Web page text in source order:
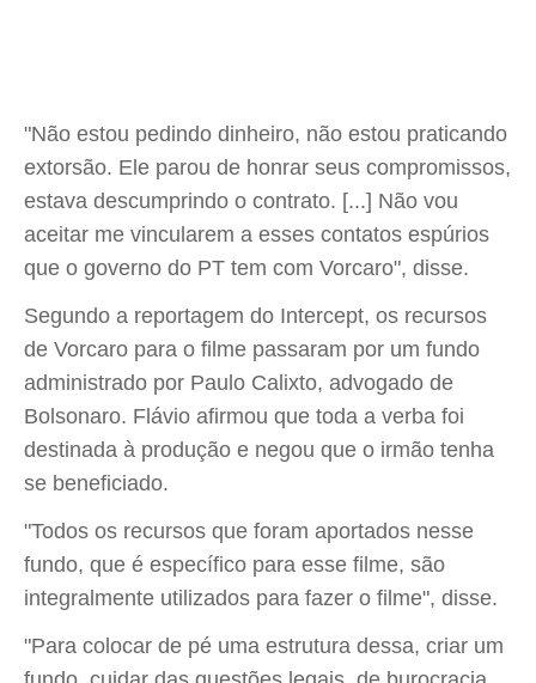
"Não estou pedindo dinheiro, não estou praticando
extorsão. Ele parou de honrar seus compromissos,
estava descumprindo o contrato. [...] Não vou
aceitar me vincularem a esses contatos espúrios
que o governo do PT tem com Vorcaro", disse.
Segundo a reportagem do Intercept, os recursos
de Vorcaro para o filme passaram por um fundo
administrado por Paulo Calixto, advogado de
Bolsonaro. Flávio afirmou que toda a verba foi
destinada à produção e negou que o irmão tenha
se beneficiado.
"Todos os recursos que foram aportados nesse
fundo, que é específico para esse filme, são
integralmente utilizados para fazer o filme", disse.
"Para colocar de pé uma estrutura dessa, criar um